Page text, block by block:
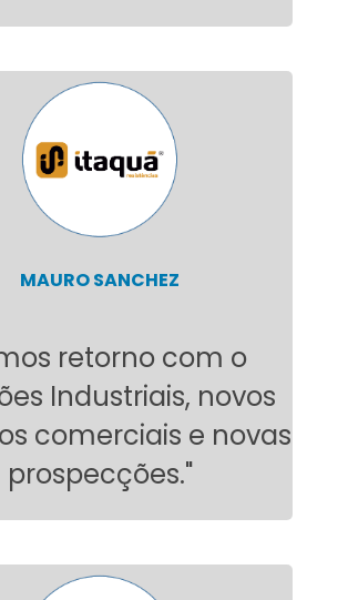
MAURO SANCHEZ
retorno com o
Industriais, novos
comerciais e novas
prospecções."